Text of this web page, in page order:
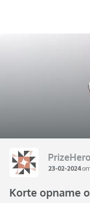
23-02-2024
Korte opname